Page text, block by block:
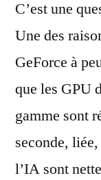
C’est une
Une des
GeForce à
que les GPU
gamme sont
seconde,
l’IA sont